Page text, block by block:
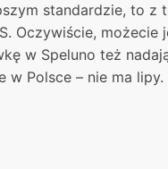
standardzie, to z
Oczywiście, możecie
w Speluno też
w Polsce – nie ma